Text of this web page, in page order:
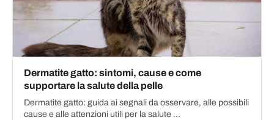
Dermatite gatto: sintomi, cause e come
supportare la salute della pelle
Dermatite gatto: guida ai segnali da osservare, alle possibili
cause e alle attenzioni utili per la salute ...